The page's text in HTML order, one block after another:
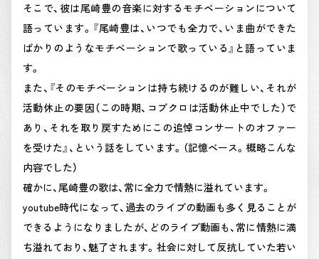
そこで、彼は尾崎豊の音楽に対するモチベーションについて
語っています。『尾崎豊は、いつでも全力で、いま曲ができた
ばかりのようなモチベーションで歌っている』と語っていま
す。
また、『そのモチベーションは持ち続けるのが難しい、それが
活動休止の要因（この時期、コブクロは活動休止中でした）で
あり、それを取り戻すためにこの追悼コンサートのオファー
を受けた』、という話をしています。（記憶ベース。概略こんな
内容でした）
確かに、尾崎豊の歌は、常に全力で情熱に溢れています。
youtube時代になって、過去のライブの動画も多く見ることが
できるようになりましたが、どのライブ動画も、常に情熱に満
ち溢れており、魅了されます。社会に対して反抗していた若い